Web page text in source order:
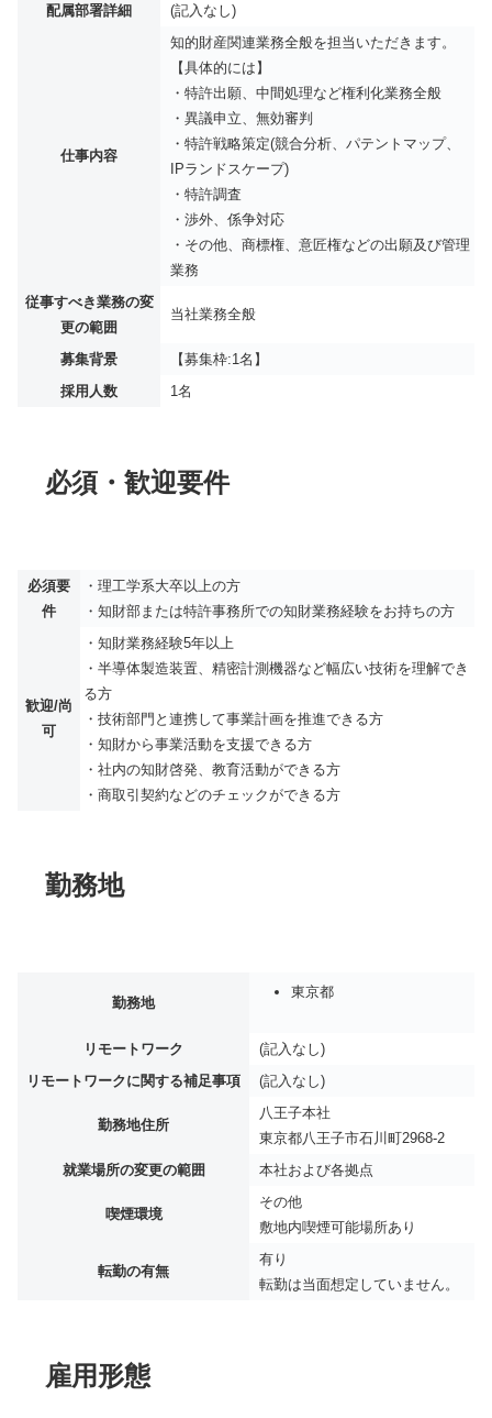
配属部署詳細
(記入なし)
仕事内容
知的財産関連業務全般を担当いただきます。
【具体的には】
・特許出願、中間処理など権利化業務全般
・異議申立、無効審判
・特許戦略策定(競合分析、パテントマップ、
IPランドスケープ)
・特許調査
・渉外、係争対応
・その他、商標権、意匠権などの出願及び管理
業務
従事すべき業務の変
更の範囲
当社業務全般
募集背景
【募集枠:1名】
採用人数
1名
必須・歓迎要件
必須要
件
・理工学系大卒以上の方
・知財部または特許事務所での知財業務経験をお持ちの方
歓迎/尚
可
・知財業務経験5年以上
・半導体製造装置、精密計測機器など幅広い技術を理解でき
る方
・技術部門と連携して事業計画を推進できる方
・知財から事業活動を支援できる方
・社内の知財啓発、教育活動ができる方
・商取引契約などのチェックができる方
勤務地
勤務地
東京都
リモートワーク
(記入なし)
リモートワークに関する補足事項
(記入なし)
勤務地住所
八王子本社
東京都八王子市石川町2968-2
就業場所の変更の範囲
本社および各拠点
喫煙環境
その他
敷地内喫煙可能場所あり
転勤の有無
有り
転勤は当面想定していません。
雇用形態